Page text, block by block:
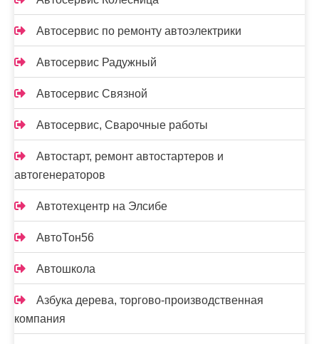
Автосервис по ремонту автоэлектрики
Автосервис Радужный
Автосервис Связной
Автосервис, Сварочные работы
Автостарт, ремонт автостартеров и
автогенераторов
Автотехцентр на Элсибе
АвтоТон56
Автошкола
Азбука дерева, торгово-производственная
компания